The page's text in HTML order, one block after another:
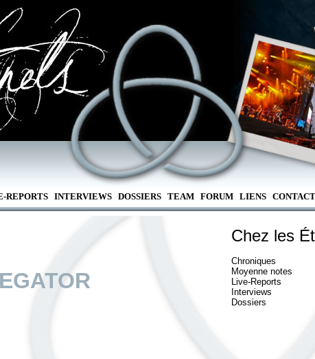
REPORTS INTERVIEWS DOSSIERS TEAM FORUM LIENS CONTACT
Chez les
Chroniques
Moyenne notes
Live-Reports
Interviews
Dossiers